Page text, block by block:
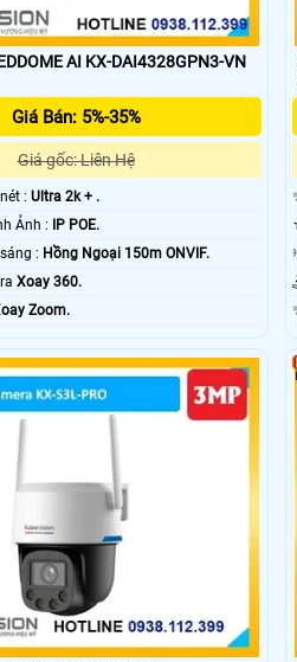
AI KX-DAI4328GPN3-VN
Giá Bán: 5%-35%
Giá gốc: Liên Hệ
nét : Ultra 2k + .
®️ Công Nghệ Hình Ảnh :
IP POE.
🔴 Khi xem thiếu sáng : Hồng Ngoại 150m ONVIF.
Xoay 360.
Zoom.